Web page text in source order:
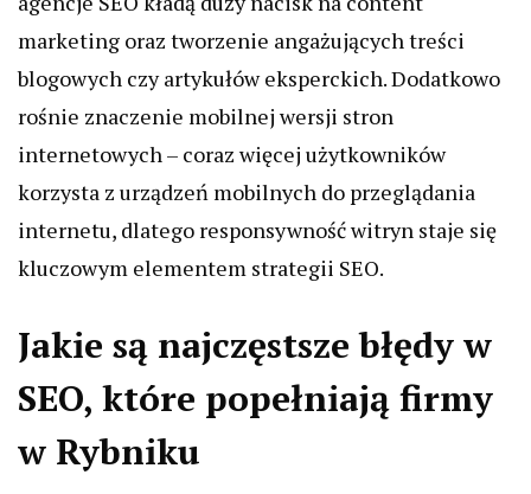
marketing oraz tworzenie angażujących treści
blogowych czy artykułów eksperckich. Dodatkowo
rośnie znaczenie mobilnej wersji stron
internetowych – coraz więcej użytkowników
korzysta z urządzeń mobilnych do przeglądania
internetu, dlatego responsywność witryn staje się
kluczowym elementem strategii SEO.
Jakie są najczęstsze błędy w
SEO, które popełniają firmy
w Rybniku